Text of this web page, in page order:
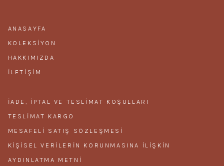
ANASAYFA
KOLEKSIYON
HAKKIMIZDA
İLETIŞIM
İADE, İPTAL VE TESLIMAT KOŞULLARI
TESLIMAT KARGO
MESAFELI SATIŞ SÖZLEŞMESI
KIŞISEL VERILERIN KORUNMASINA ILIŞKIN
AYDINLATMA METNI